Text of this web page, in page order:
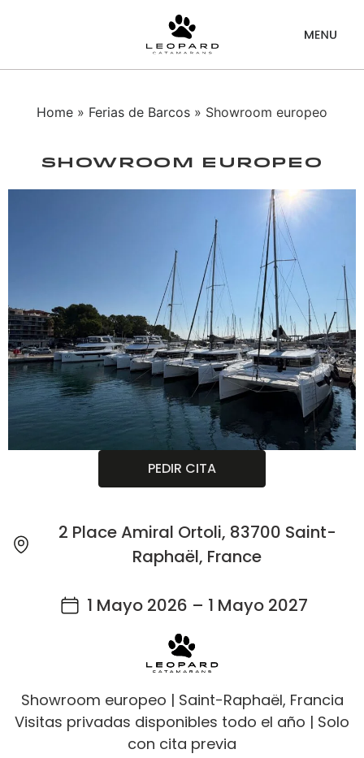
Home » Ferias de Barcos » Showroom europeo
Showroom Europeo
PEDIR CITA
2 Place Amiral Ortoli, 83700 Saint-
Raphaël, France
1 Mayo 2026 – 1 Mayo 2027
Showroom europeo | Saint-Raphaël, Francia
Visitas privadas disponibles todo el año | Solo
con cita previa